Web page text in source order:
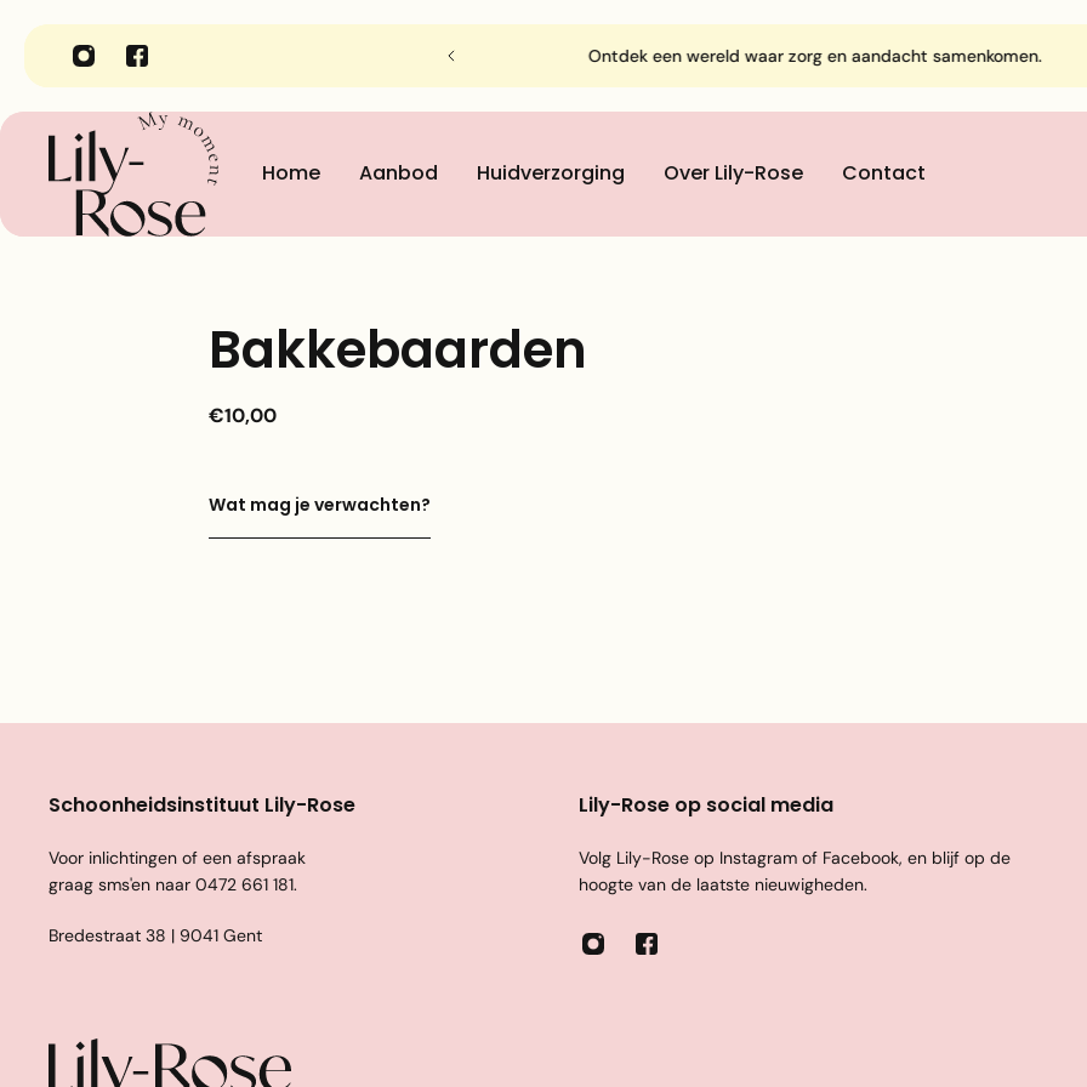
Lily-Rose in Gent Ontdek een wereld waar zorg en aandacht samenkomen.
Home Aanbod Huidverzorging Over Lily-Rose Contact
Bakkebaarden
€10,00
Wat mag je verwachten?
Schoonheidsinstituut Lily-Rose
Voor inlichtingen of een afspraak
graag sms'en naar 0472 661 181.
Bredestraat 38 | 9041 Gent
Lily-Rose op social media
Volg Lily-Rose op Instagram of Facebook, en blijf op de
hoogte van de laatste nieuwigheden.